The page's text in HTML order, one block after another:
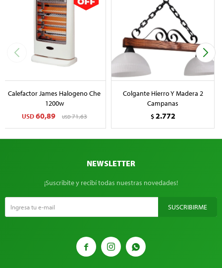
Calefactor James Halogeno Che
1200w
USD 60,89 USD71,63
Colgante Hierro Y Madera 2
Campanas
$ 2.772
  
NEWSLETTER
¡Suscribite y recibí todas nuestras novedades!
SUSCRIBIRME